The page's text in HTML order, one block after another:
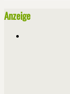
Anzeige